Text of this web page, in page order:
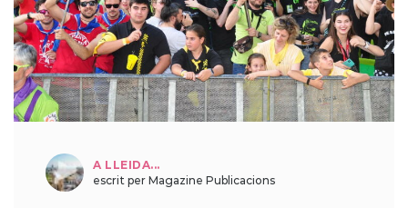
A LLEIDA...
escrit per Magazine Publicacions